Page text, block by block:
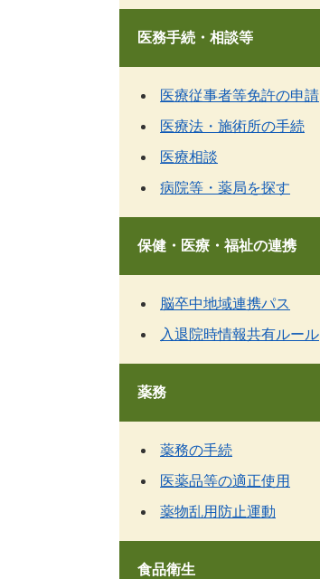
医務手続・相談等
医療従事者等免許の申請
医療法・施術所の手続
医療相談
病院等・薬局を探す
保健・医療・福祉の連携
脳卒中地域連携パス
入退院時情報共有ルール
薬務
薬務の手続
医薬品等の適正使用
薬物乱用防止運動
食品衛生